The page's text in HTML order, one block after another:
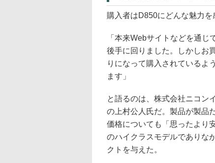
購入者はD850にどんな魅力を
「本来Webサイトなどを通
後手に回りました。しかしお
りになって購入されているよ
ます」
と語るのは、株式会社ニコン
の上村公人氏だ。製品が製品
価格についても「思ったより
のハイクラスモデルでありな
クトを与えた。